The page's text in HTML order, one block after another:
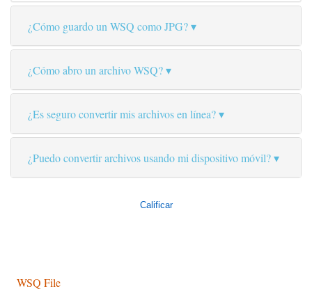
¿Cómo guardo un WSQ como JPG?
¿Cómo abro un archivo WSQ?
¿Es seguro convertir mis archivos en línea?
¿Puedo convertir archivos usando mi dispositivo móvil?
Calificar
WSQ File